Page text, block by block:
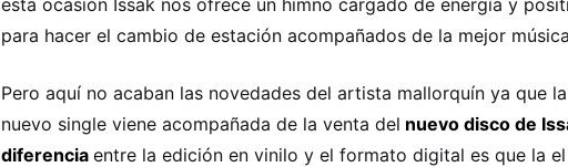
para hacer el cambio de estación acompañados de la mejor
Pero aquí no acaban las novedades del artista mallorquín ya que
nuevo single viene acompañada de la venta del nuevo disco de
diferencia entre la edición en vinilo y el formato digital es que la